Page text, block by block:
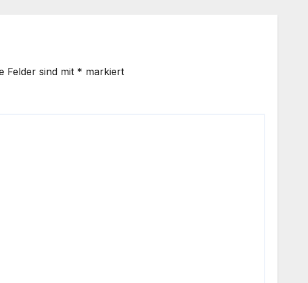
Felder sind mit * markiert